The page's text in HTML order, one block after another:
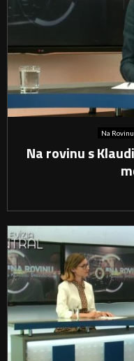
Na
Na rovinu s